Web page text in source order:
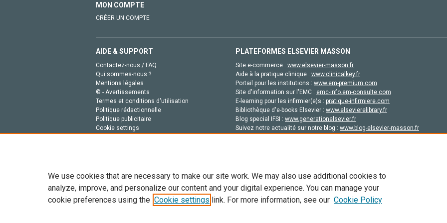
MON COMPTE
CRÉER UN COMPTE
AIDE & SUPPORT
Contactez-nous / FAQ
Qui sommes-nous ?
Mentions légales
© - Avertissements
Termes et conditions d'utilisation
Politique rédactionnelle
Politique publicitaire
Cookie settings
PLATEFORMES ELSEVIER MASSON
Site e-commerce : www.elsevier-masson.fr
Aide à la pratique clinique : www.clinicalkey.fr
Portail pour les institutions : www.em-premium.com
Site d'information sur l'EMC : emc-info.em-consulte.com
E-learning pour les infirmier(e)s : pratique-infirmiere.com
Bibliothèque d'e-books Elsevier : www.elsevierelibrary.fr
Blog special IFSI : www.generationelsevier.fr
Suivez notre actualité sur notre blog : www.blog-elsevier-masson.fr
Tout le contenu de ce site: Copyright © 2026 Elsevier, ses concédants de licence et ses contributeurs. Tout les droits sont réservés,
de données, a la formation en IA et aux technologies similaires. Pour tout contenu en libre accès, les conditions de licence
We use cookies that are necessary to make our site work. We may also use additional cookies to
analyze, improve, and personalize our content and your digital experience. You can manage your
cookie preferences using the Cookie settings link. For more information, see our Cookie Policy